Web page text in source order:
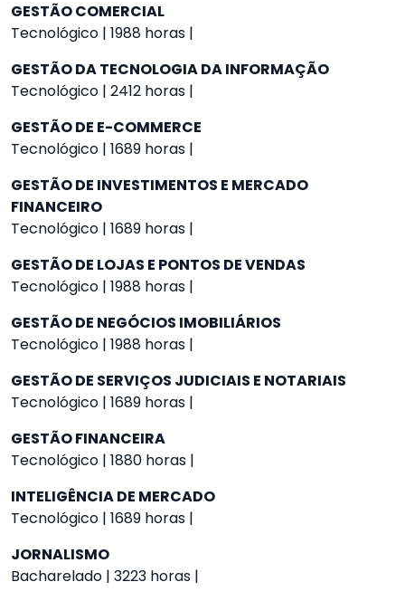
GESTÃO COMERCIAL
Tecnológico | 1988 horas |
GESTÃO DA TECNOLOGIA DA INFORMAÇÃO
Tecnológico | 2412 horas |
GESTÃO DE E-COMMERCE
Tecnológico | 1689 horas |
GESTÃO DE INVESTIMENTOS E MERCADO
FINANCEIRO
Tecnológico | 1689 horas |
GESTÃO DE LOJAS E PONTOS DE VENDAS
Tecnológico | 1988 horas |
GESTÃO DE NEGÓCIOS IMOBILIÁRIOS
Tecnológico | 1988 horas |
GESTÃO DE SERVIÇOS JUDICIAIS E NOTARIAIS
Tecnológico | 1689 horas |
GESTÃO FINANCEIRA
Tecnológico | 1880 horas |
INTELIGÊNCIA DE MERCADO
Tecnológico | 1689 horas |
JORNALISMO
Bacharelado | 3223 horas |